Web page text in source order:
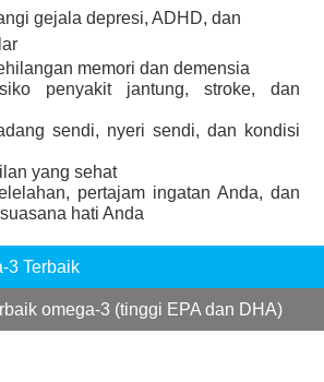
gejala depresi, ADHD, dan
memori dan demensia
penyakit jantung, stroke, dan
sendi, nyeri sendi, dan kondisi
yang sehat
pertajam ingatan Anda, dan
hati Anda
3 Terbaik
omega-3 (tinggi EPA dan DHA)